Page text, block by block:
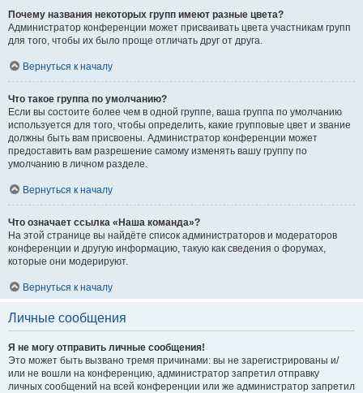
Почему названия некоторых групп имеют разные цвета?
Администратор конференции может присваивать цвета участникам групп
для того, чтобы их было проще отличать друг от друга.
Вернуться к началу
Что такое группа по умолчанию?
Если вы состоите более чем в одной группе, ваша группа по умолчанию
используется для того, чтобы определить, какие групповые цвет и звание
должны быть вам присвоены. Администратор конференции может
предоставить вам разрешение самому изменять вашу группу по
умолчанию в личном разделе.
Вернуться к началу
Что означает ссылка «Наша команда»?
На этой странице вы найдёте список администраторов и модераторов
конференции и другую информацию, такую как сведения о форумах,
которые они модерируют.
Вернуться к началу
Личные сообщения
Я не могу отправить личные сообщения!
Это может быть вызвано тремя причинами: вы не зарегистрированы и/
или не вошли на конференцию, администратор запретил отправку
личных сообщений на всей конференции или же администратор запретил